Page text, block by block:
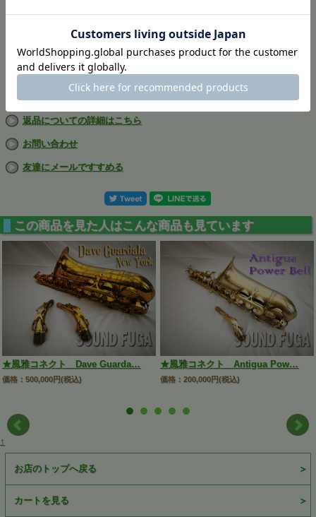
返品についての詳細はこちら
お問い合わせ
友達にメールですすめる
この商品を見た人はこんな商品も見ています
★風雅コネクト Dave Guarda…
価格：500,000円(税込)
★風雅コネクト Antigua Pow…
価格：200,000円(税込)
↑
お店のトップへ戻る
カートを見る